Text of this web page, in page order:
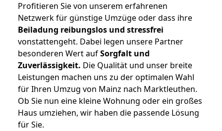
Profitieren Sie von unserem erfahrenen
Netzwerk für günstige Umzüge oder dass ihre
Beiladung reibungslos und stressfrei
vonstattengeht. Dabei legen unsere Partner
besonderen Wert aufSorgfalt und
Zuverlässigkeit. Die Qualität und unser breite
Leistungen machen uns zu der optimalen Wahl
für Ihren Umzug von Mainz nach Marktleuthen.
Ob Sie nun eine kleine Wohnung oder ein großes
Haus umziehen, wir haben die passende Lösung
für Sie.